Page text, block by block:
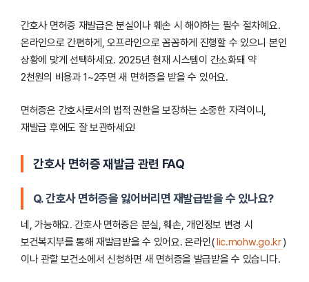
간호사 면허증 재발급은 분실이나 훼손 시 해야하는 필수 절차예요.
온라인으로 간편하게, 오프라인으로 꼼꼼하게 진행할 수 있으니 본인
상황에 맞게 선택하세요. 2025년 현재 시스템이 간소화돼 약
2천원의 비용과 1~2주면 새 면허증을 받을 수 있어요.
면허증은 간호사로서의 법적 권한을 보장하는 소중한 자격이니,
재발급 후에도 잘 보관하세요!
간호사 면허증 재발급 관련 FAQ
Q. 간호사 면허증을 잃어버리면 재발급받을 수 있나요?
네, 가능해요. 간호사 면허증은 분실, 훼손, 개인정보 변경 시
보건복지부를 통해 재발급받을 수 있어요. 온라인(lic.mohw.go.kr)
이나 관할 보건소에서 신청하면 새 면허증을 발급받을 수 있습니다.